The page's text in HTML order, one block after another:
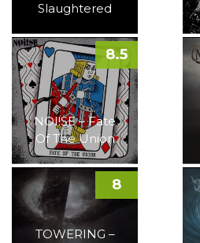
Slaughtered
NOI!SE – Fate
Of The Union
8.5
TOWERING –
8